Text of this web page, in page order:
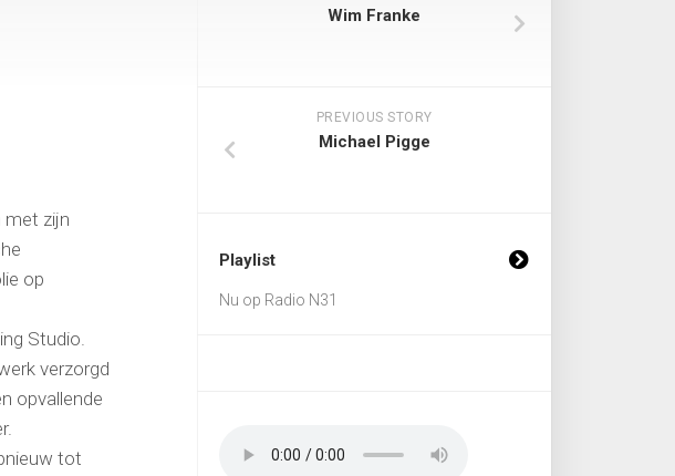
met zijn
op
Studio.
verzorgd
opvallende
tot
Wim Franke
PREVIOUS STORY
Michael Pigge
Playlist
Nu op Radio N31